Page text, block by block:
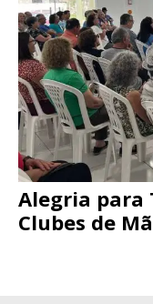
Alegria para
Clubes de